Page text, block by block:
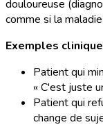
douloureuse
comme si la
Exemples
Patient qui
« C'est juste
Patient qui
change de